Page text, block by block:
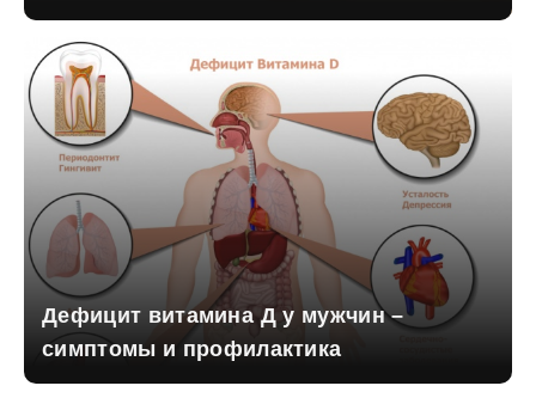
Дефицит витамина Д у мужчин –
симптомы и профилактика